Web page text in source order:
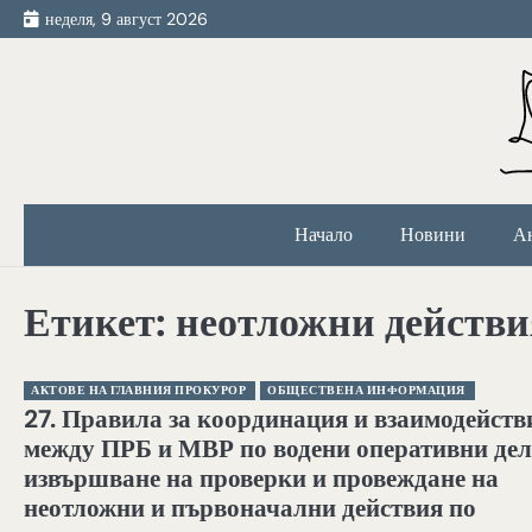
Skip
to
неделя, 9 август 2026
Начало Новини
Етикет: неотложни
АКТОВЕ НА ГЛАВНИЯ ПРОКУРОР ОБЩЕСТВЕНА ИНФОРМАЦИЯ
27. Правила за координация и
между ПРБ и МВР по водени оперативни
извършване на проверки и провеждане на
неотложни и първоначални действия по